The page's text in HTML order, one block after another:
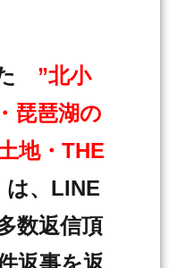
”北小
琵琶湖の
地・THE
、LINE
数返信頂
返事を返